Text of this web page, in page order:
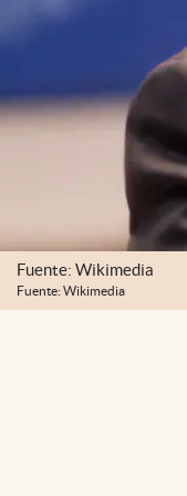
Fuente: Wikimedia
Fuente: Wikimedia